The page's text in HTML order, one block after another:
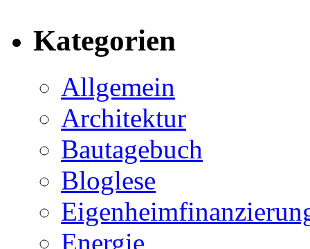
Kategorien
Allgemein
Architektur
Bautagebuch
Bloglese
Energie